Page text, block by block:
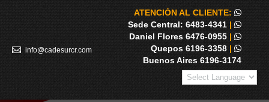
info@cadesurcr.com
ATENCIÓN AL CLIENTE:
Sede Central: 6483-4341 |
Daniel Flores 6476-0955 |
Quepos 6196-3358 |
Buenos Aires 6196-3174